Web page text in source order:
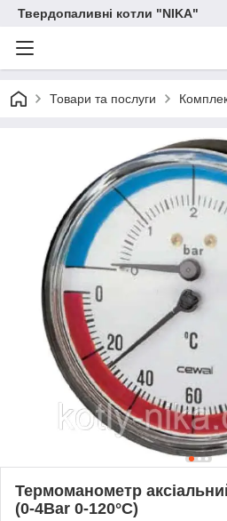
Твердопаливні котли "NIKA"
Товари та послуги
Термоманометр
(0-4Bar 0-120°C)